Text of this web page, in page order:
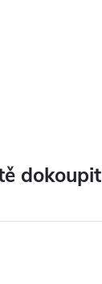
dokoupit